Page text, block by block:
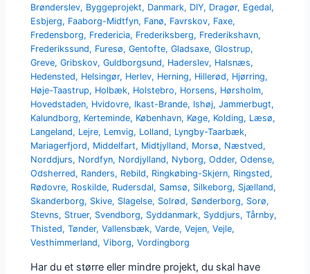
Brønderslev, Byggeprojekt, Danmark, DIY, Dragør, Egedal,
Esbjerg, Faaborg-Midtfyn, Fanø, Favrskov, Faxe,
Fredensborg, Fredericia, Frederiksberg, Frederikshavn,
Frederikssund, Furesø,Gentofte,Gladsaxe,Glostrup,
Greve,Gribskov,Guldborgsund, Haderslev, Halsnæs,
Hedensted, Helsingør, Herlev, Herning, Hillerød, Hjørring,
Høje-Taastrup, Holbæk, Holstebro, Horsens, Hørsholm,
Hovedstaden, Hvidovre, Ikast-Brande, Ishøj,Jammerbugt,
Kalundborg, Kerteminde, København, Køge, Kolding, Læsø,
Langeland, Lejre, Lemvig, Lolland, Lyngby-Taarbæk,
Mariagerfjord, Middelfart, Midtjylland, Morsø, Næstved,
Norddjurs, Nordfyn, Nordjylland, Nyborg,Odder,Odense,
Odsherred, Randers, Rebild, Ringkøbing-Skjern, Ringsted,
Rødovre, Roskilde, Rudersdal, Samsø, Silkeborg, Sjælland,
Skanderborg, Skive, Slagelse, Solrød, Sønderborg, Sorø,
Stevns, Struer, Svendborg, Syddanmark, Syddjurs,Tårnby,
Thisted,Tønder,Vallensbæk,Varde,Vejen,Vejle,
Vesthimmerland,Viborg,Vordingborg
Har du et større eller mindre projekt, du skal have